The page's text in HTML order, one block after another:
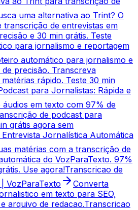
uma alternativa ao Trint? O
transcrição de entrevistas em
e 30 min grátis. Teste
para jornalismo e reportagem
automático para jornalismo e
precisão. Transcreva
rápido. Teste 30 min
para Jornalistas: Rápida e
em texto com 97% de
de podcast para
grátis agora sem
Jornalística Automática
matérias com a transcrição de
do VozParaTexto. 97%
Use agora!Transcricao de
VozParaTexto
Converta
em texto para SEO,
arquivo de redacao.Transcricao